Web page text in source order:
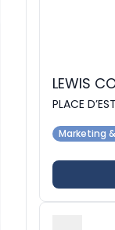
LEWIS
PLACE
Marketing